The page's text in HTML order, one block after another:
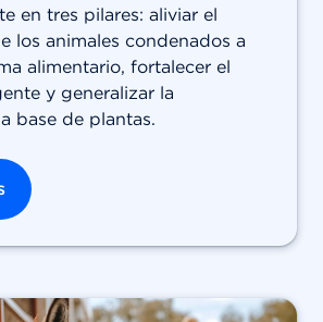
en tres pilares: aliviar el
los animales condenados a
alimentario, fortalecer el
y generalizar la
base de plantas.